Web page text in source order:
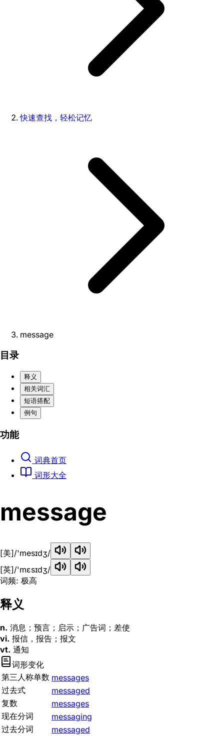
快速查找，轻松记忆
message
目录
释义
相关词汇
短语搭配
例句
功能
词典首页
词形大全
message
[美]/'mesɪdʒ/
[英]/'mɛsɪdʒ/
词频: 极高
释义
n. 消息；预言；启示；广告词；差使
vi. 报信，报告；报文
vt. 通知
词形变化
第三人称单数 messages
过去式
messaged
复数
messages
现在分词
messaging
过去分词
messaged